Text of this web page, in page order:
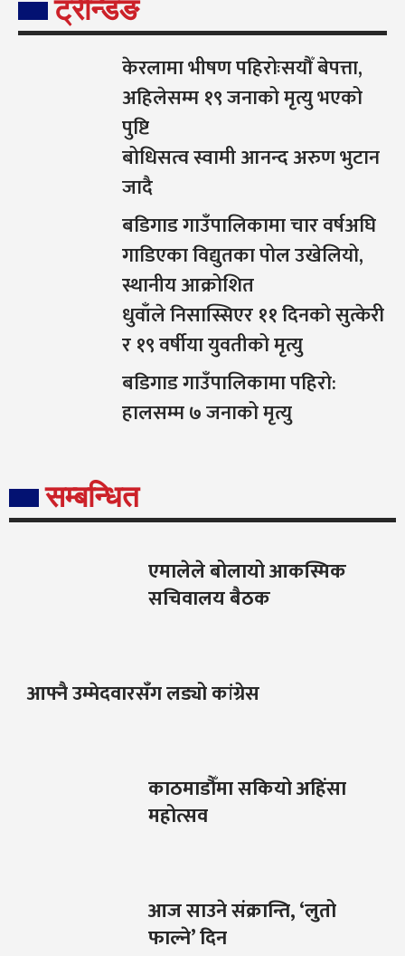
ट्रेन्डिङ
केरलामा भीषण पहिरोःसयौँ बेपत्ता,
अहिलेसम्म १९ जनाको मृत्यु भएको
पुष्टि
बोधिसत्व स्वामी आनन्द अरुण भुटान
जादै
बडिगाड गाउँपालिकामा चार वर्षअघि
गाडिएका विद्युतका पोल उखेलियो,
स्थानीय आक्रोशित
धुवाँले निसास्सिएर ११ दिनको सुत्केरी
र १९ वर्षीया युवतीको मृत्यु
बडिगाड गाउँपालिकामा पहिरो:
हालसम्म ७ जनाको मृत्यु
सम्बन्धित
एमालेले बोलायो आकस्मिक
सचिवालय बैठक
आफ्नै उम्मेदवारसँग लड्यो कांग्रेस
काठमाडौँमा सकियो अहिंसा
महोत्सव
आज साउने संक्रान्ति, ‘लुतो
फाल्ने’ दिन